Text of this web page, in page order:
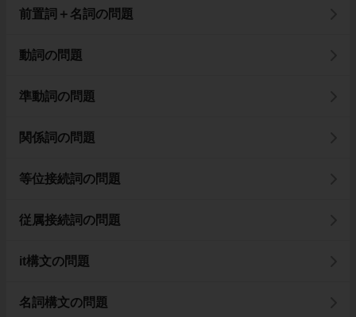
前置詞＋名詞の問題
動詞の問題
準動詞の問題
関係詞の問題
等位接続詞の問題
従属接続詞の問題
it構文の問題
名詞構文の問題